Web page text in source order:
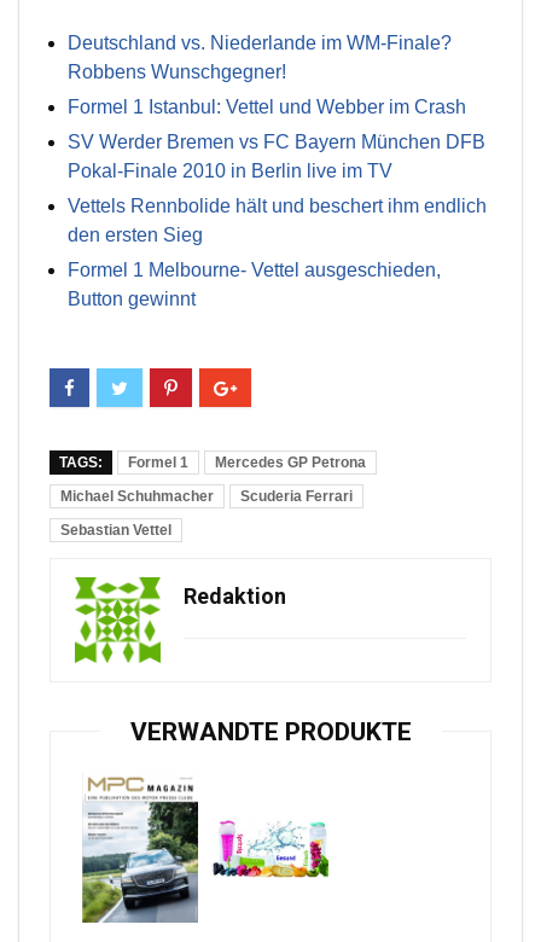
Deutschland vs. Niederlande im WM-Finale?
Robbens Wunschgegner!
Formel 1 Istanbul: Vettel und Webber im Crash
SV Werder Bremen vs FC Bayern München DFB
Pokal-Finale 2010 in Berlin live im TV
Vettels Rennbolide hält und beschert ihm endlich
den ersten Sieg
Formel 1 Melbourne- Vettel ausgeschieden,
Button gewinnt
TAGS: Formel 1
Mercedes GP Petrona
Michael Schuhmacher
Scuderia Ferrari
Sebastian Vettel
Redaktion
VERWANDTE PRODUKTE